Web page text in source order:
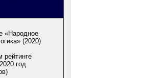
«Народное
(2020)
год